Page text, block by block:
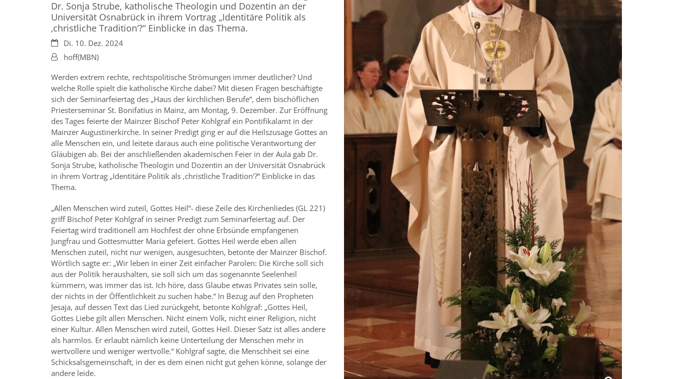
Dr. Sonja Strube, katholische Theologin und Dozentin an der
Universität Osnabrück in ihrem Vortrag „Identitäre Politik als
‚christliche Tradition‘?“ Einblicke in das Thema.
Datum:Di. 10. Dez. 2024
Von:hoff(MBN)
Werden extrem rechte, rechtspolitische Strömungen immer deutlicher? Und
welche Rolle spielt die katholische Kirche dabei? Mit diesen Fragen beschäftigte
sich der Seminarfeiertag des „Haus der kirchlichen Berufe“, dem bischöflichen
Priesterseminar St. Bonifatius in Mainz, am Montag, 9. Dezember. Zur Eröffnung
des Tages feierte der Mainzer Bischof Peter Kohlgraf ein Pontifikalamt in der
Mainzer Augustinerkirche. In seiner Predigt ging er auf die Heilszusage Gottes an
alle Menschen ein, und leitete daraus auch eine politische Verantwortung der
Gläubigen ab. Bei der anschließenden akademischen Feier in der Aula gab Dr.
Sonja Strube, katholische Theologin und Dozentin an der Universität Osnabrück
in ihrem Vortrag „Identitäre Politik als ‚christliche Tradition‘?“ Einblicke in das
Thema.
„Allen Menschen wird zuteil, Gottes Heil“- diese Zeile des Kirchenliedes (GL 221)
griff Bischof Peter Kohlgraf in seiner Predigt zum Seminarfeiertag auf. Der
Feiertag wird traditionell am Hochfest der ohne Erbsünde empfangenen
Jungfrau und Gottesmutter Maria gefeiert. Gottes Heil werde eben allen
Menschen zuteil, nicht nur wenigen, ausgesuchten, betonte der Mainzer Bischof.
Wörtlich sagte er: „Wir leben in einer Zeit einfacher Parolen: Die Kirche soll sich
aus der Politik heraushalten, sie soll sich um das sogenannte Seelenheil
kümmern, was immer das ist. Ich höre, dass Glaube etwas Privates sein solle,
der nichts in der Öffentlichkeit zu suchen habe.“ In Bezug auf den Propheten
Jesaja, auf dessen Text das Lied zurückgeht, betonte Kohlgraf: „Gottes Heil,
Gottes Liebe gilt allen Menschen. Nicht einem Volk, nicht einer Religion, nicht
einer Kultur. Allen Menschen wird zuteil, Gottes Heil. Dieser Satz ist alles andere
als harmlos. Er erlaubt nämlich keine Unterteilung der Menschen mehr in
wertvollere und weniger wertvolle.“ Kohlgraf sagte, die Menschheit sei eine
Schicksalsgemeinschaft, in der es dem einen nicht gut gehen könne, solange der
andere leide.